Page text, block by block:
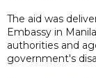
The aid was
Embassy in
authorities and
government's